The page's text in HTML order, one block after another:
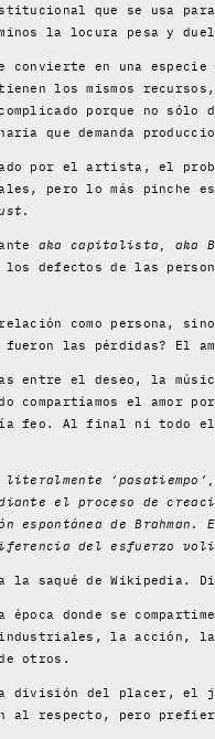
que se usa
la locura pesa y
en una especie
los mismos
porque no
que demanda
por el artista, el
pero lo más pinche
aka capitalista, aka
defectos de las
como persona,
fueron las pérdidas?
entre el deseo, la
compartíamos el
feo. Al final ni todo el
el proceso de
espontánea de
del esfuerzo
saqué de Wikipedia.
época donde se
la acción, la
otros.
división del placer, el
al respecto, pero